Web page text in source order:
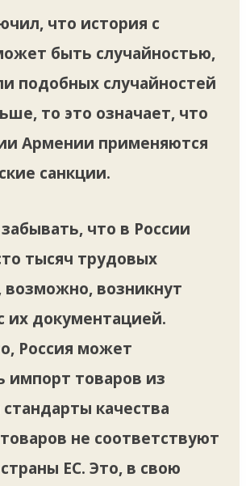
что история с
быть случайностью,
подобных случайностей
то это означает, что
Армении применяются
санкции.
что в России
тысяч трудовых
возможно, возникнут
их документацией.
Россия может
импорт товаров из
качества
не соответствуют
ЕС. Это, в свою